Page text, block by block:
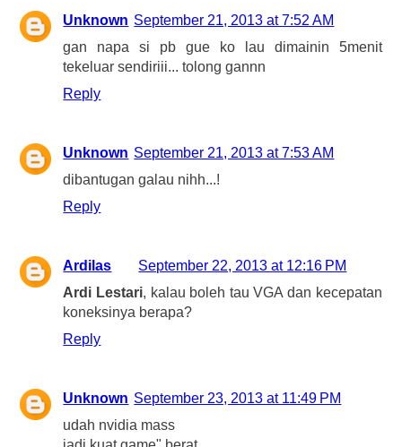
Unknown September 21, 2013 at 7:52 AM
gan napa si pb gue ko lau dimainin 5menit
tekeluar sendiriii... tolong gannn
Reply
Unknown September 21, 2013 at 7:53 AM
dibantugan galau nihh...!
Reply
Ardilas
September 22, 2013 at 12:16 PM
Ardi Lestari, kalau boleh tau VGA dan kecepatan
koneksinya berapa?
Reply
Unknown September 23, 2013 at 11:49 PM
udah nvidia mass